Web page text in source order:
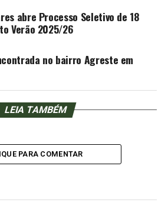
abre Processo Seletivo de 18
Verão 2025/26
no bairro Agreste em
LEIA TAMBÉM
PARA COMENTAR